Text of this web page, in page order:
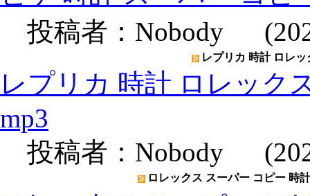
投稿者： Nobody
レプリカ 時計 ロレ
レプリカ 時計 ロレック
mp3
投稿者： Nobody
ロレックス スーパー コピー 時